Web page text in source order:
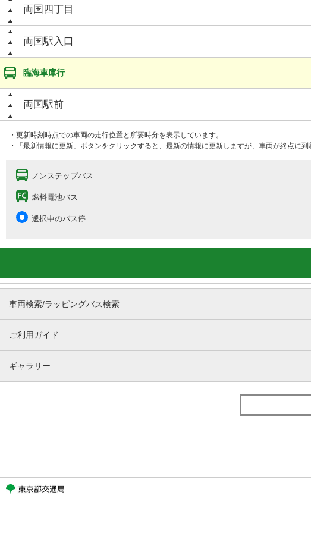
両国四丁目
両国駅入口
臨海車庫行
両国駅前
・更新時刻時点での車両の走行位置と所要時分を表示しています。
・「最新情報に更新」ボタンをクリックすると、最新の情報に更新しますが、車両が終点に
ノンステップバス
燃料電池バス
選択中のバス停
車両検索/ラッピングバス検索
ご利用ガイド
ギャラリー